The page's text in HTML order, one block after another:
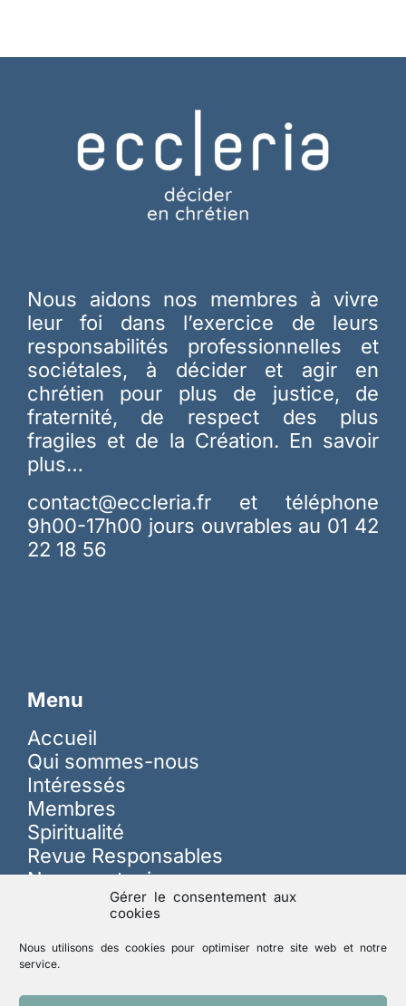
Gérer le consentement aux
cookies
Nous utilisons des cookies pour optimiser notre site web et notre
service.
Nous aidons nos membres à vivre
leur foi dans l’exercice de leurs
responsabilités professionnelles et
sociétales, à décider et agir en
chrétien pour plus de justice, de
fraternité, de respect des plus
fragiles et de la Création. En savoir
plus…
contact@eccleria.fr et téléphone
9h00-17h00 jours ouvrables au 01 42
22 18 56
Menu
Accueil
Qui sommes-nous
Intéressés
Membres
Spiritualité
Revue Responsables
Nous soutenir